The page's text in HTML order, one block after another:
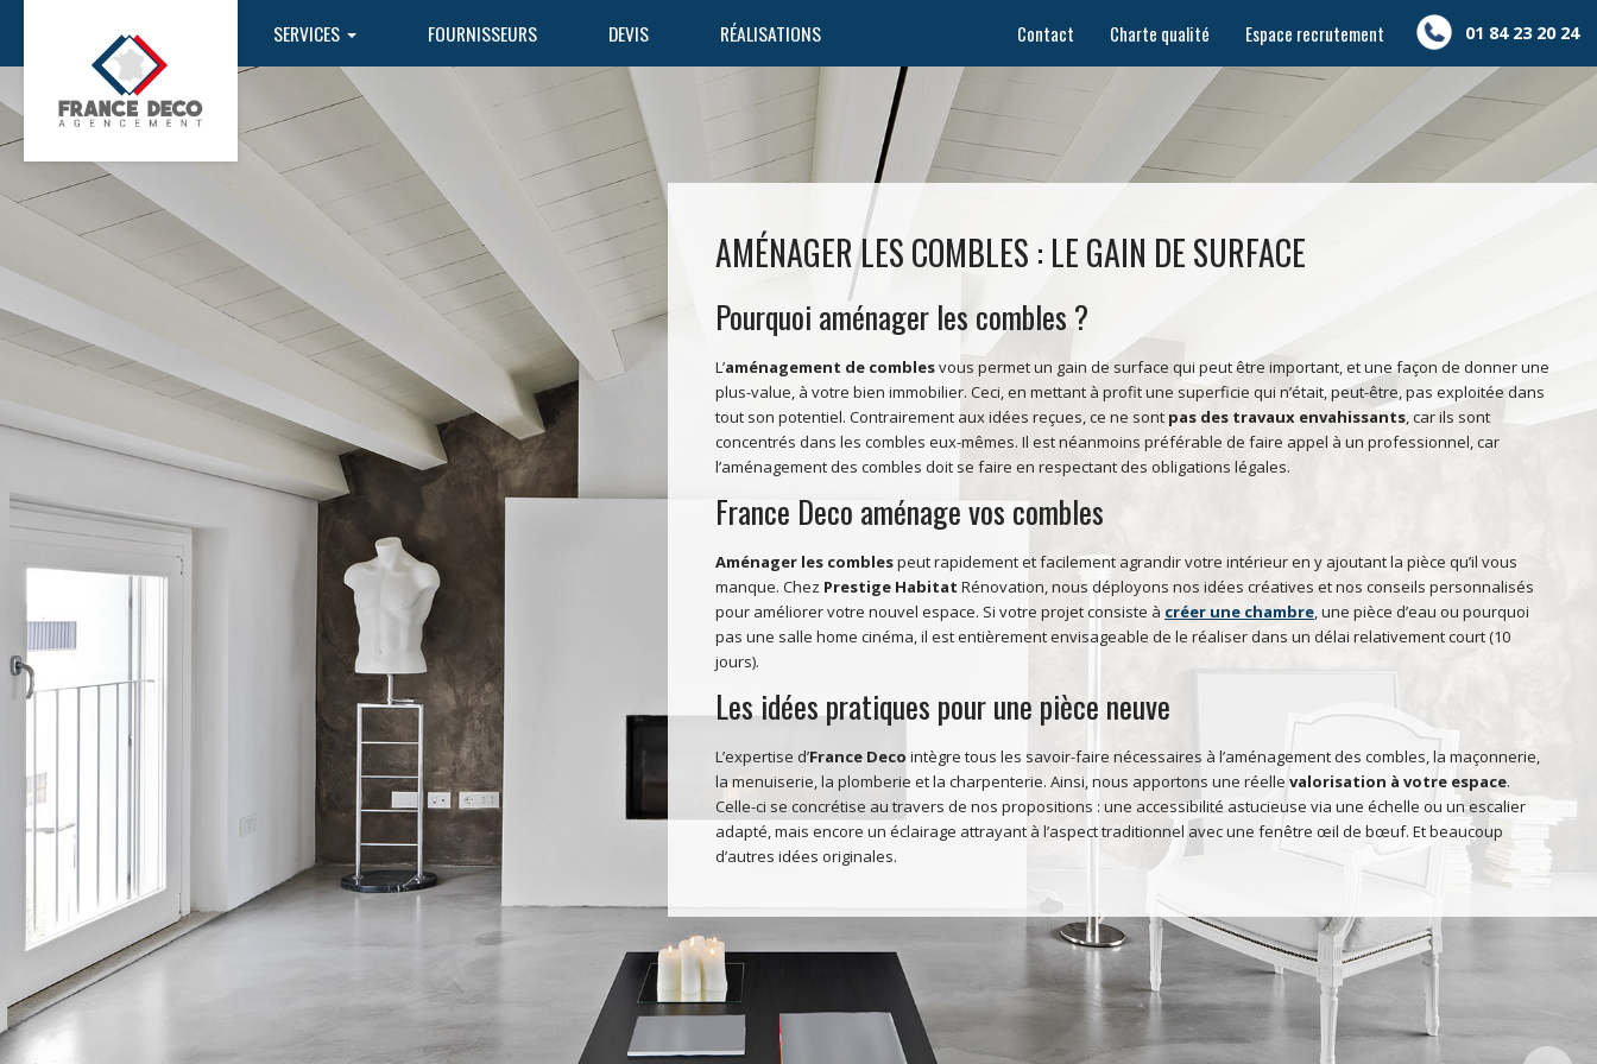
SERVICES
Home design
Aménagement
Décoration
Chambre
Rénovation
Rénovation
Fenêtres, volets,
Installation électrique Gros oeuvre
Aménager
les combles
Climatiseur
Pompe à chaleur
FOURNISSEURS DEVIS RÉALISATIONS Contact Charte qualité Espace recrutement 01 84 23 20 24
AMÉNAGER LES COMBLES : LE GAIN DE SURFACE
Pourquoi aménager les combles ?
L’aménagement de comblesvous permet un gain de surface qui peut être important, et une façon de donner une
plus-value, à votre bien immobilier. Ceci, en mettant à profit une superficie qui n’était, peut-être, pas exploitée dans
tout son potentiel. Contrairement aux idées reçues, ce ne sont pas des travaux envahissants , car ils sont
concentrés dans les combles eux-mêmes. Il est néanmoins préférable de faire appel à un professionnel, car
l’aménagement des combles doit se faire en respectant des obligations légales.
France Deco aménage vos combles
Aménager les comblespeut rapidement et facilement agrandir votre intérieur en y ajoutant la pièce qu’il vous
manque. Chez Prestige Habitat Rénovation, nous déployons nos idées créatives et nos conseils personnalisés
pour améliorer votre nouvel espace. Si votre projet consiste à créer une chambre , une pièce d’eau ou pourquoi
pas une salle home cinéma, il est entièrement envisageable de le réaliser dans un délai relativement court (10
jours).
Les idées pratiques pour une pièce neuve
L’expertise d’France Deco intègre tous les savoir-faire nécessaires à l’aménagement des combles, la maçonnerie,
la menuiserie, la plomberie et la charpenterie. Ainsi, nous apportons une réelle valorisation à votre espace.
Celle-ci se concrétise au travers de nos propositions : une accessibilité astucieuse via une échelle ou un escalier
adapté, mais encore un éclairage attrayant à l’aspect traditionnel avec une fenêtre œil de bœuf. Et beaucoup
d’autres idées originales.